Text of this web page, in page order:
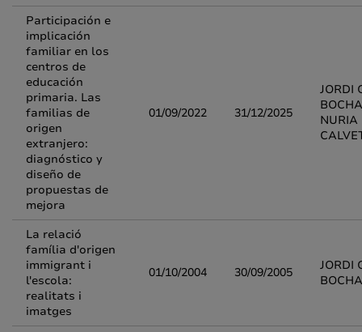
Participación e
implicación
familiar en los
centros de
educación
primaria. Las
familias de
origen
extranjero:
diagnóstico y
diseño de
propuestas de
mejora
01/09/2022 31/12/2025
JORDI
NURIA
La relació
família d'origen
immigrant i
l'escola:
realitats i
imatges
01/10/2004 30/09/2005
JORDI